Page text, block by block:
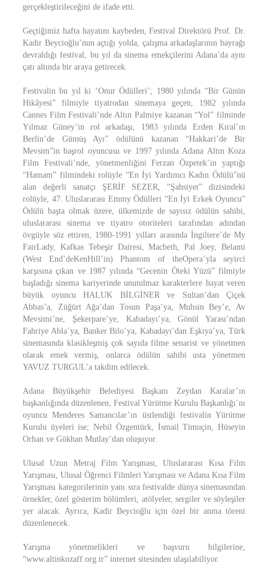
gerçekleştirileceğini de ifade etti.
Geçtiğimiz hafta hayatını kaybeden, Festival Direktörü Prof. Dr.
Kadir Beycioğlu’nun açtığı yolda, çalışma arkadaşlarının bayrağı
devraldığı festival, bu yıl da sinema emekçilerini Adana’da aynı
çatı altında bir araya getirecek.
Festivalin bu yıl ki ‘Onur Ödülleri’; 1980 yılında “Bir Günün
Hikâyesi” filmiyle tiyatrodan sinemaya geçen, 1982 yılında
Cannes Film Festivali’nde Altın Palmiye kazanan “Yol” filminde
Yılmaz Güney’in rol arkadaşı, 1983 yılında Erden Kıral’ın
Berlin’de Gümüş Ayı” ödülünü kazanan “Hakkari’de Bir
Mevsim”in başrol oyuncusu ve 1997 yılında Adana Altın Koza
Film Festivali’nde, yönetmenliğini Ferzan Özpetek’in yaptığı
“Hamam” filmindeki rolüyle “En İyi Yardımcı Kadın Ödülü”nü
alan değerli sanatçı ŞERİF SEZER, “Şahsiyet” dizisindeki
rolüyle, 47. Uluslararası Emmy Ödülleri “En İyi Erkek Oyuncu”
Ödülü başta olmak üzere, ülkemizde de sayısız ödülün sahibi,
uluslararası sinema ve tiyatro otoriteleri tarafından adından
övgüyle söz ettiren, 1980-1991 yılları arasında İngiltere’de My
FairLady, Kafkas Tebeşir Dairesi, Macbeth, Pal Joey, Belami
(West End’deKenHill’in) Phantom of theOpera’yla seyirci
karşısına çıkan ve 1987 yılında “Gecenin Öteki Yüzü” filmiyle
başladığı sinema kariyerinde unutulmaz karakterlere hayat veren
büyük oyuncu HALUK BİLGİNER ve Sultan’dan Çiçek
Abbas’a, Züğürt Ağa’dan Tosun Paşa’ya, Muhsin Bey’e, Av
Mevsimi’ne, Şekerpare’ye, Kabadayı’ya, Gönül Yarası’ndan
Fahriye Abla’ya, Banker Bilo’ya, Kabadayı’dan Eşkıya’ya, Türk
sinemasında klasikleşmiş çok sayıda filme senarist ve yönetmen
olarak emek vermiş, onlarca ödülün sahibi usta yönetmen
YAVUZ TURGUL’a takdim edilecek.
Adana Büyükşehir Belediyesi Başkanı Zeydan Karalar’ın
başkanlığında düzenlenen, Festival Yürütme Kurulu Başkanlığı’nı
oyuncu Menderes Samancılar’ın üstlendiği festivalin Yürütme
Kurulu üyeleri ise; Nebil Özgentürk, İsmail Timuçin, Hüseyin
Orhan ve Gökhan Mutlay’dan oluşuyor.
Ulusal Uzun Metraj Film Yarışması, Uluslararası Kısa Film
Yarışması, Ulusal Öğrenci Filmleri Yarışması ve Adana Kısa Film
Yarışması kategorilerinin yanı sıra festivalde dünya sinemasından
örnekler, özel gösterim bölümleri, atölyeler, sergiler ve söyleşiler
yer alacak. Ayrıca, Kadir Beycioğlu için özel bir anma töreni
düzenlenecek.
Yarışma yönetmelikleri ve başvuru bilgilerine,
“www.altinkozaff.org.tr” internet sitesinden ulaşılabiliyor.